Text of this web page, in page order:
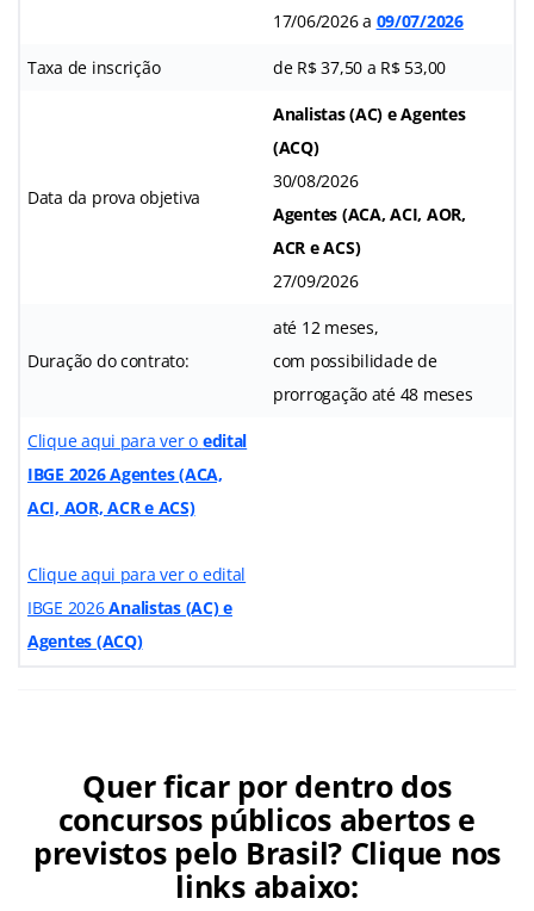
17/06/2026 a 09/07/2026
Taxa de inscrição de R$ 37,50 a R$ 53,00
Data da prova objetiva
Analistas (AC) e Agentes
(ACQ)
30/08/2026
Agentes (ACA, ACI, AOR,
ACR e ACS)
27/09/2026
Duração do contrato:
até 12 meses,
com possibilidade de
prorrogação até 48 meses
Clique aqui para ver o edital
IBGE 2026 Agentes (ACA,
ACI, AOR, ACR e ACS)
Clique aqui para ver o edital
IBGE 2026Analistas (AC) e
Agentes (ACQ)
Quer ficar por dentro dos
concursos públicos abertos e
previstos pelo Brasil? Clique nos
links abaixo: